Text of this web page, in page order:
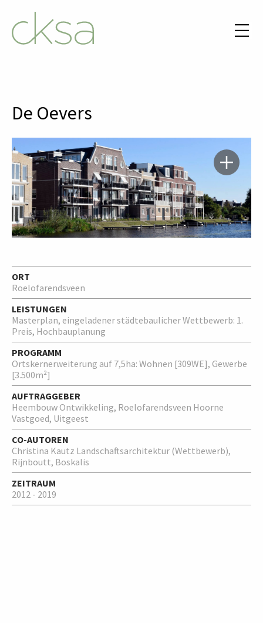
De Oevers
ORT
Roelofarendsveen
LEISTUNGEN
Masterplan, eingeladener städtebaulicher Wettbewerb: 1.
Preis, Hochbauplanung
PROGRAMM
Ortskernerweiterung auf 7,5ha: Wohnen [309WE], Gewerbe
[3.500m²]
AUFTRAGGEBER
Heembouw Ontwikkeling, Roelofarendsveen Hoorne
Vastgoed, Uitgeest
CO-AUTOREN
Christina Kautz Landschaftsarchitektur (Wettbewerb),
Rijnboutt, Boskalis
ZEITRAUM
2012 - 2019